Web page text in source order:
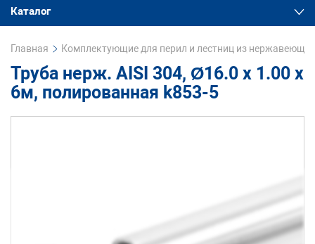
Каталог
Главная Комплектующие для перил и лестниц из
Труба нерж. AISI 304, Ø16.0 x 1.00 х
6м, полированная k853-5